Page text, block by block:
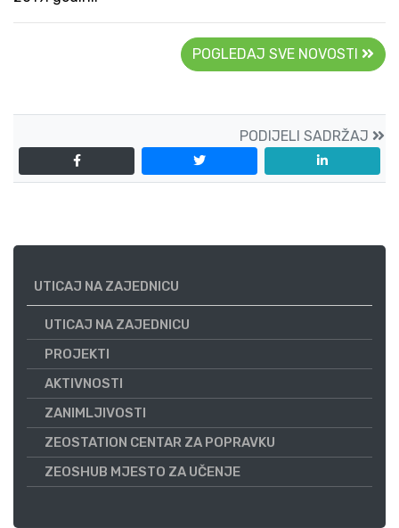
POGLEDAJ SVE NOVOSTI
PODIJELI SADRŽAJ
UTICAJ NA ZAJEDNICU
UTICAJ NA ZAJEDNICU
PROJEKTI
AKTIVNOSTI
ZANIMLJIVOSTI
ZEOSTATION CENTAR ZA POPRAVKU
ZEOSHUB MJESTO ZA UČENJE